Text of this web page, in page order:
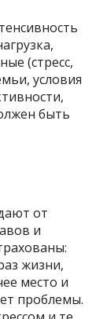
(стресс,
условия
быть
от
и
жизни,
место и
проблемы.